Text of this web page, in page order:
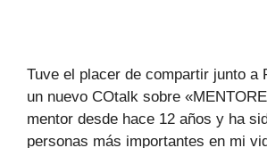
Tuve el placer de compartir junto a
un nuevo COtalk sobre
mentor desde hace 12 años y ha
personas más importantes en mi